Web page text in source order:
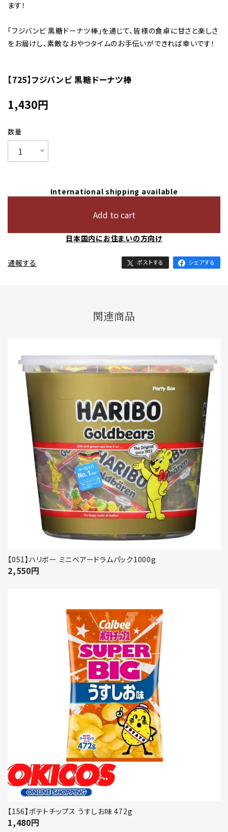
ます！
「フジバンビ 黒糖ドーナツ棒」を通じて、皆様の食卓に甘さと楽しさ
をお届けし、素敵なおやつタイムのお手伝いができれば幸いです！
【725】フジバンビ 黒糖ドーナツ棒
1,430円
数量
International shipping available
Add to cart
日本国内にお住まいの方向け
通報する ポストする シェアする
関連商品
【051】ハリボー ミニベアードラムパック1000g
2,550円
【156】ポテトチップス うすしお味 472g
1,480円